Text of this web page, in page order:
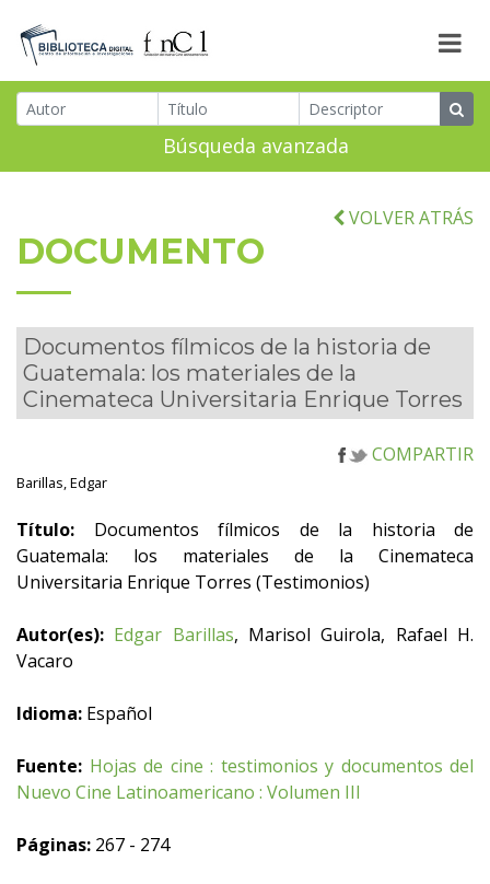
Búsqueda avanzada
VOLVER ATRÁS
DOCUMENTO
Documentos fílmicos de la historia de
Guatemala: los materiales de la
Cinemateca Universitaria Enrique Torres
COMPARTIR
Barillas, Edgar
Título: Documentos fílmicos de la historia de
Guatemala: los materiales de la Cinemateca
Universitaria Enrique Torres (Testimonios)
Autor(es): Edgar Barillas, Marisol Guirola, Rafael H.
Vacaro
Idioma: Español
Fuente: Hojas de cine : testimonios y documentos del
Nuevo Cine Latinoamericano : Volumen III
Páginas: 267 - 274